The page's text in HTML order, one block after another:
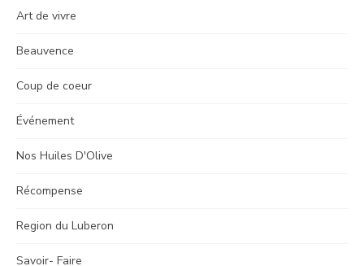
Art de vivre
Beauvence
Coup de coeur
Événement
Nos Huiles D'Olive
Récompense
Region du Luberon
Savoir- Faire